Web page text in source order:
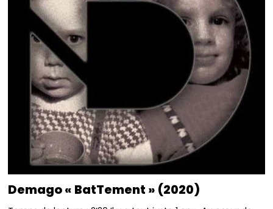
Demago « BatTement » (2020)